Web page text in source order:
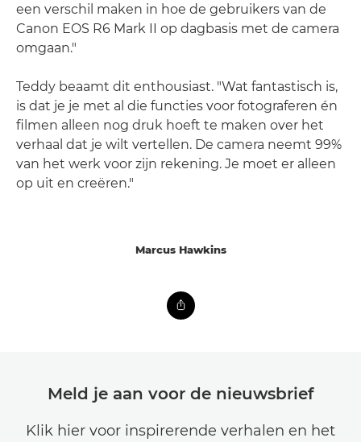
een verschil maken in hoe de gebruikers van de
Canon EOS R6 Mark II op dagbasis met de camera
omgaan."
Teddy beaamt dit enthousiast. "Wat fantastisch is,
is dat je je met al die functies voor fotograferen én
filmen alleen nog druk hoeft te maken over het
verhaal dat je wilt vertellen. De camera neemt 99%
van het werk voor zijn rekening. Je moet er alleen
op uit en creëren."
Marcus Hawkins
Meld je aan voor de nieuwsbrief
Klik hier voor inspirerende verhalen en het